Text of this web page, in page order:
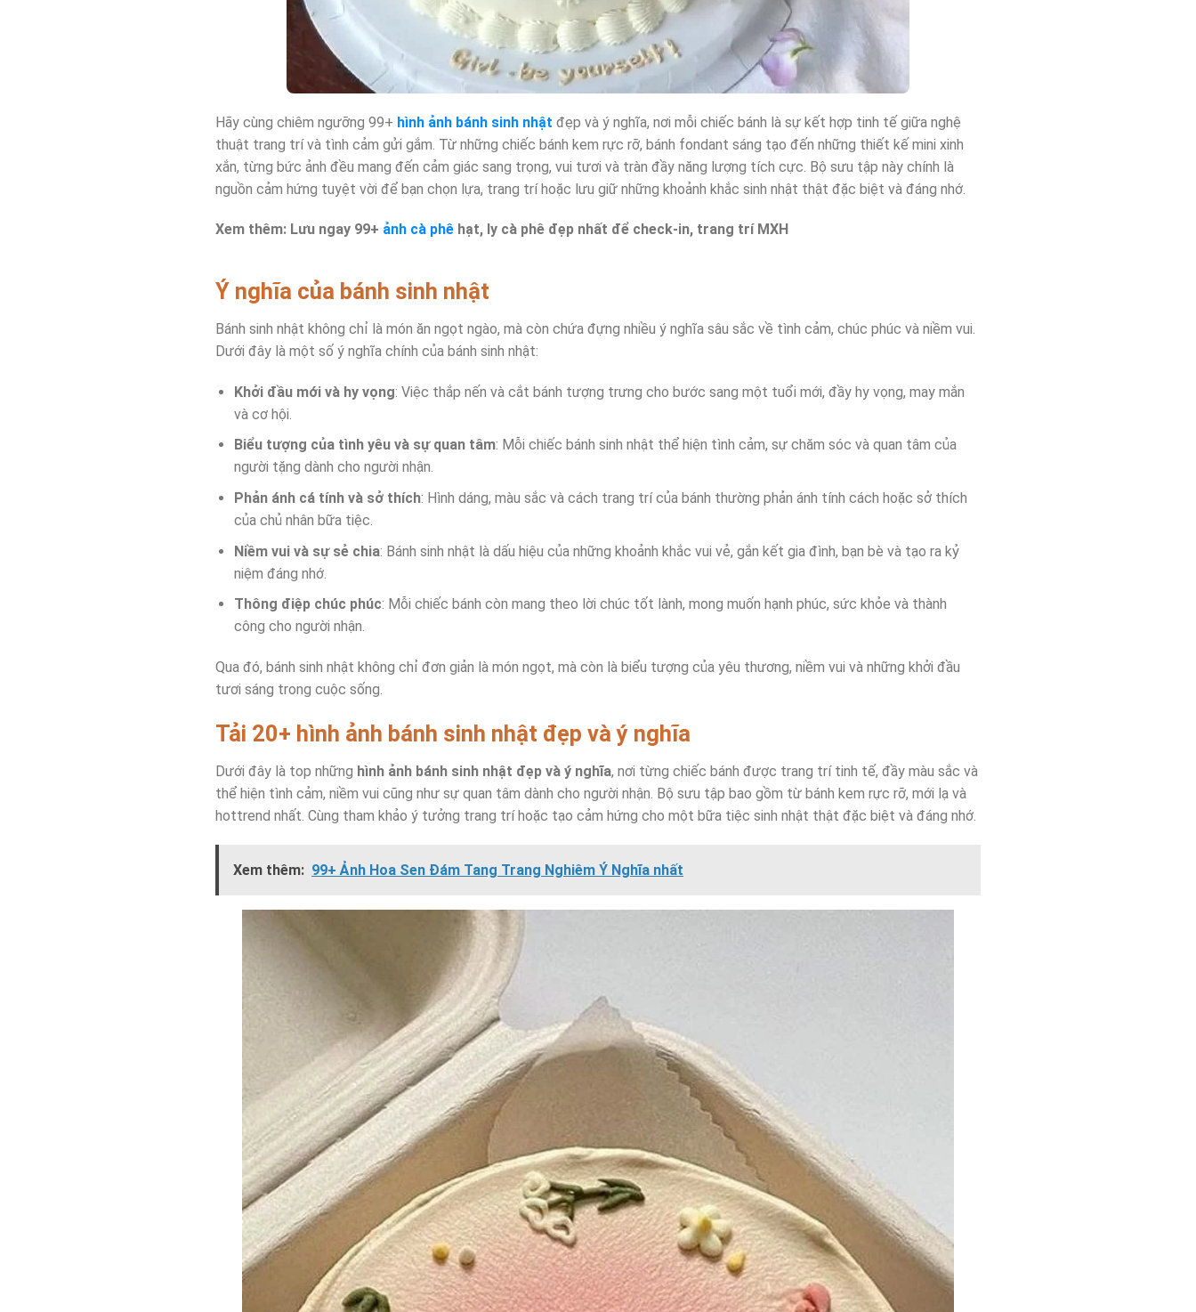
Hãy cùng chiêm ngưỡng 99+ hình ảnh bánh sinh nhật đẹp và ý nghĩa, nơi mỗi chiếc bánh là sự kết hợp tinh tế giữa nghệ
thuật trang trí và tình cảm gửi gắm. Từ những chiếc bánh kem rực rỡ, bánh fondant sáng tạo đến những thiết kế mini xinh
xắn, từng bức ảnh đều mang đến cảm giác sang trọng, vui tươi và tràn đầy năng lượng tích cực. Bộ sưu tập này chính là
nguồn cảm hứng tuyệt vời để bạn chọn lựa, trang trí hoặc lưu giữ những khoảnh khắc sinh nhật thật đặc biệt và đáng nhớ.
Xem thêm: Lưu ngay 99+ ảnh cà phê hạt, ly cà phê đẹp nhất để check-in, trang trí MXH
Ý nghĩa của bánh sinh nhật
Bánh sinh nhật không chỉ là món ăn ngọt ngào, mà còn chứa đựng nhiều ý nghĩa sâu sắc về tình cảm, chúc phúc và niềm vui.
Dưới đây là một số ý nghĩa chính của bánh sinh nhật:
Khởi đầu mới và hy vọng: Việc thắp nến và cắt bánh tượng trưng cho bước sang một tuổi mới, đầy hy vọng, may mắn
và cơ hội.
Biểu tượng của tình yêu và sự quan tâm: Mỗi chiếc bánh sinh nhật thể hiện tình cảm, sự chăm sóc và quan tâm của
người tặng dành cho người nhận.
Phản ánh cá tính và sở thích: Hình dáng, màu sắc và cách trang trí của bánh thường phản ánh tính cách hoặc sở thích
của chủ nhân bữa tiệc.
Niềm vui và sự sẻ chia: Bánh sinh nhật là dấu hiệu của những khoảnh khắc vui vẻ, gắn kết gia đình, bạn bè và tạo ra kỷ
niệm đáng nhớ.
Thông điệp chúc phúc: Mỗi chiếc bánh còn mang theo lời chúc tốt lành, mong muốn hạnh phúc, sức khỏe và thành
công cho người nhận.
Qua đó, bánh sinh nhật không chỉ đơn giản là món ngọt, mà còn là biểu tượng của yêu thương, niềm vui và những khởi đầu
tươi sáng trong cuộc sống.
Tải 20+ hình ảnh bánh sinh nhật đẹp và ý nghĩa
Dưới đây là top những hình ảnh bánh sinh nhật đẹp và ý nghĩa, nơi từng chiếc bánh được trang trí tinh tế, đầy màu sắc và
thể hiện tình cảm, niềm vui cũng như sự quan tâm dành cho người nhận. Bộ sưu tập bao gồm từ bánh kem rực rỡ, mới lạ và
hottrend nhất. Cùng tham khảo ý tưởng trang trí hoặc tạo cảm hứng cho một bữa tiệc sinh nhật thật đặc biệt và đáng nhớ.
Xem thêm: 99+ Ảnh Hoa Sen Đám Tang Trang Nghiêm Ý Nghĩa nhất